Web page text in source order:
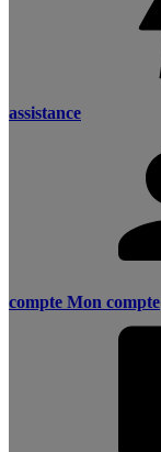
assistance
compte Mon compte